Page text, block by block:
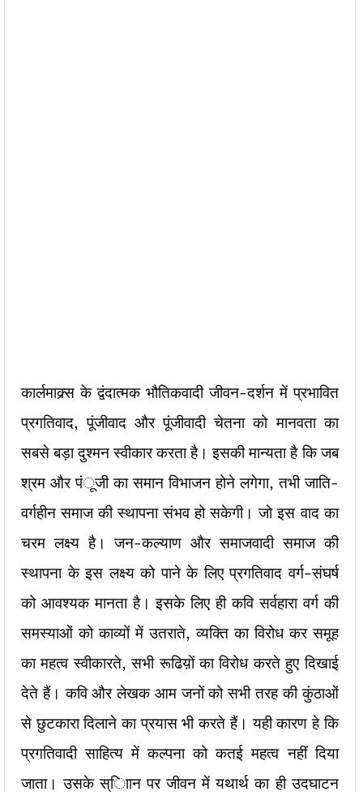
कार्लमाक्र्स के द्वंदात्मक भौतिकवादी जीवन-दर्शन में प्रभावित
प्रगतिवाद, पूंजीवाद और पूंजीवादी चेतना को मानवता का
सबसे बड़ा दुश्मन स्वीकार करता है। इसकी मान्यता है कि जब
श्रम और पंूजी का समान विभाजन होने लगेगा, तभी जाति-
वर्गहीन समाज की स्थापना संभव हो सकेगी। जो इस वाद का
चरम लक्ष्य है। जन-कल्याण और समाजवादी समाज की
स्थापना के इस लक्ष्य को पाने के लिए प्रगतिवाद वर्ग-संघर्ष
को आवश्यक मानता है। इसके लिए ही कवि सर्वहारा वर्ग की
समस्याओं को काव्यों में उतराते, व्यक्ति का विरोध कर समूह
का महत्व स्वीकारते, सभी रूढिय़ों का विरोध करते हुए दिखाई
देते हैं। कवि और लेखक आम जनों को सभी तरह की कुंठाओं
से छुटकारा दिलाने का प्रयास भी करते हैं। यही कारण हे कि
प्रगतिवादी साहित्य में कल्पना को कतई महत्व नहीं दिया
जाता। उसके स्ािान पर जीवन में यथार्थ का ही उदघाटन